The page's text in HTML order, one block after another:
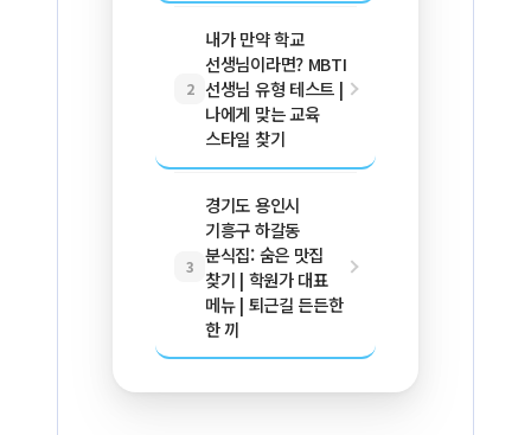
2
내가 만약 학교
선생님이라면? MBTI
선생님 유형 테스트 |
나에게 맞는 교육
스타일 찾기
3
경기도 용인시
기흥구 하갈동
분식집: 숨은 맛집
찾기 | 학원가 대표
메뉴 | 퇴근길 든든한
한 끼